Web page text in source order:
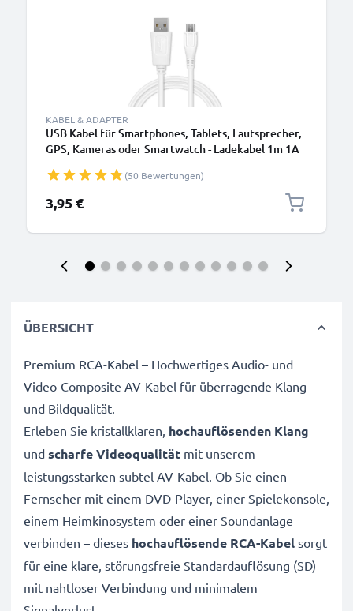
KABEL & ADAPTER
USB Kabel für Smartphones, Tablets, Lautsprecher,
GPS, Kameras oder Smartwatch - Ladekabel 1m 1A
(50 Bewertungen)
3,95 €
ÜBERSICHT
Premium RCA-Kabel – Hochwertiges Audio- und
Video-Composite AV-Kabel für überragende Klang-
und Bildqualität.
Erleben Sie kristallklaren, hochauflösenden Klang
und scharfe Videoqualität mit unserem
leistungsstarken subtel AV-Kabel. Ob Sie einen
Fernseher mit einem DVD-Player, einer Spielekonsole,
einem Heimkinosystem oder einer Soundanlage
verbinden – dieses hochauflösende RCA-Kabel sorgt
für eine klare, störungsfreie Standardauflösung (SD)
mit nahtloser Verbindung und minimalem